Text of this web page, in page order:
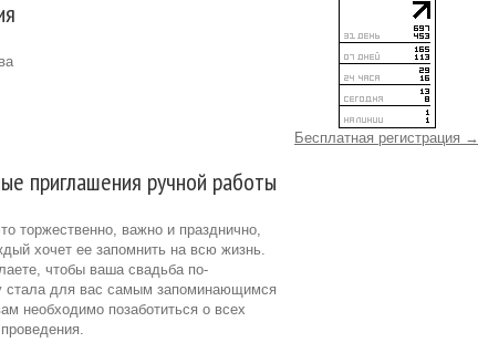
приглашения ручной работы
торжественно, важно и празднично,
хочет ее запомнить на всю жизнь.
чтобы ваша свадьба по-
стала для вас самым запоминающимся
необходимо позаботиться о всех
Бесплатная регистрация →